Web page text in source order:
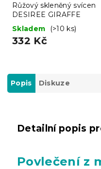
Růžový skleněný svícen
DESIREE GIRAFFE
Skladem
(>10 ks)
332 Kč
Popis Diskuze
Detailní popis
Povlečení z